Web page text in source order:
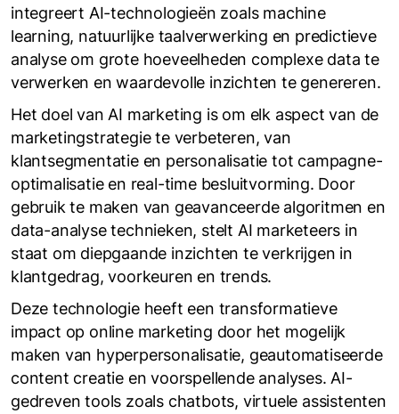
integreert AI-technologieën zoals machine
learning, natuurlijke taalverwerking en predictieve
analyse om grote hoeveelheden complexe data te
verwerken en waardevolle inzichten te genereren.
Het doel van AI marketing is om elk aspect van de
marketingstrategie te verbeteren, van
klantsegmentatie en personalisatie tot campagne-
optimalisatie en real-time besluitvorming. Door
gebruik te maken van geavanceerde algoritmen en
data-analyse technieken, stelt AI marketeers in
staat om diepgaande inzichten te verkrijgen in
klantgedrag, voorkeuren en trends.
Deze technologie heeft een transformatieve
impact op online marketing door het mogelijk
maken van hyperpersonalisatie, geautomatiseerde
content creatie en voorspellende analyses. AI-
gedreven tools zoals chatbots, virtuele assistenten